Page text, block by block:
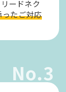
ードネク
たご対応
No.3